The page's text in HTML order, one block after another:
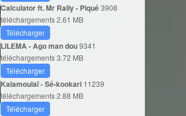
Calculator ft. Mr Rally - Piqué3908
téléchargements2.61 MB
Télécharger
LILEMA - Ago man dou9341
téléchargements3.72 MB
Télécharger
Kalamoulaï - Sé-kookari 11239
téléchargements2.88 MB
Télécharger